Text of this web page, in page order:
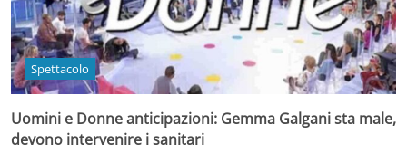
Spettacolo
Uomini e Donne anticipazioni: Gemma Galgani sta male,
devono intervenire i sanitari